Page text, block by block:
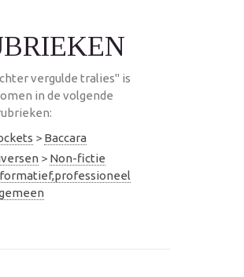
vergulde tralies" is
in de volgende
> Baccara
> Non-fictie